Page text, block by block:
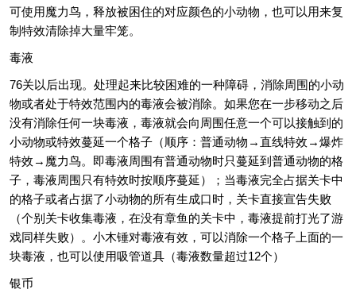
可使用魔力鸟，释放被困住的对应颜色的小动物，也可以用来复
制特效清除掉大量牢笼。
毒液
76关以后出现。处理起来比较困难的一种障碍，消除周围的小动
物或者处于特效范围内的毒液会被消除。如果您在一步移动之后
没有消除任何一块毒液，毒液就会向周围任意一个可以接触到的
小动物或特效蔓延一个格子（顺序：普通动物→直线特效→爆炸
特效→魔力鸟。即毒液周围有普通动物时只蔓延到普通动物的格
子，毒液周围只有特效时按顺序蔓延）；当毒液完全占据关卡中
的格子或者占据了小动物的所有生成口时，关卡直接宣告失败
（个别关卡收集毒液，在没有章鱼的关卡中，毒液提前打光了游
戏同样失败）。小木锤对毒液有效，可以消除一个格子上面的一
块毒液，也可以使用吸管道具（毒液数量超过12个）
银币